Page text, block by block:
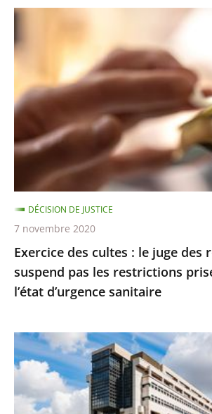
trajectoire
réduction
horizon
2030
être
respectée
Exercice
cultes
le
juge
des
référés
suspend
pas
les
restrictions
prises
pendant
d’urgence
sanitaire
Exercice des cultes : le juge des
suspend pas les restrictions
l’état d’urgence sanitaire
DÉCISION DE JUSTICE
7 novembre 2020
La
protection
des
contribuables